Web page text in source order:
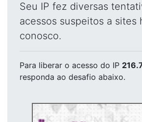
Seu IP fez diversas
acessos suspeitos a sites
conosco.
Para liberar o acesso do IP
responda ao desafio abaixo.